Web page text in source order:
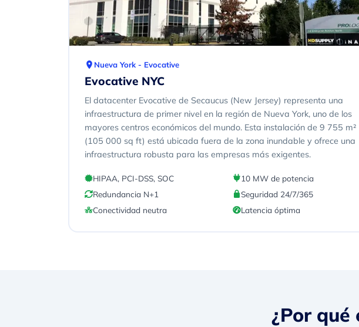
Nueva York - Evocative
Evocative NYC
El datacenter Evocative de Secaucus (New Jersey) representa una
infraestructura de primer nivel en la región de Nueva York, uno de los
mayores centros económicos del mundo. Esta instalación de 9 755 m²
(105 000 sq ft) está ubicada fuera de la zona inundable y ofrece una
infraestructura robusta para las empresas más exigentes.
HIPAA, PCI-DSS, SOC
10 MW de potencia
Redundancia N+1
Seguridad 24/7/365
Conectividad neutra
Latencia óptima
¿Por qué